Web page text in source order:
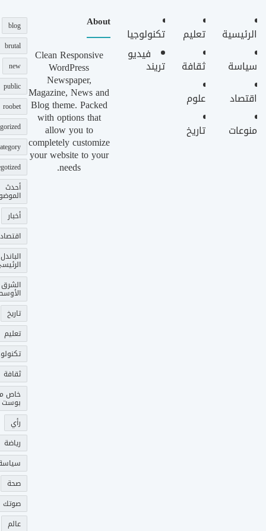
الرئيسية
سياسة
اقتصاد
منوعات
تعليم
ثقافة
علوم
تاريخ
تكنولوجيا
فيديو
تريند
About
Clean Responsive
WordPress
Newspaper,
Magazine, News and
Blog theme. Packed
with options that
allow you to
completely customize
your website to your
needs.
blog
brutal
new
public
roobet
أحدث
أخبار
اقتصاد
الباندل
الشرق
تاريخ
تعليم
ثقافة
خاص
بوست
رأي
رياضة
صحة
عالم